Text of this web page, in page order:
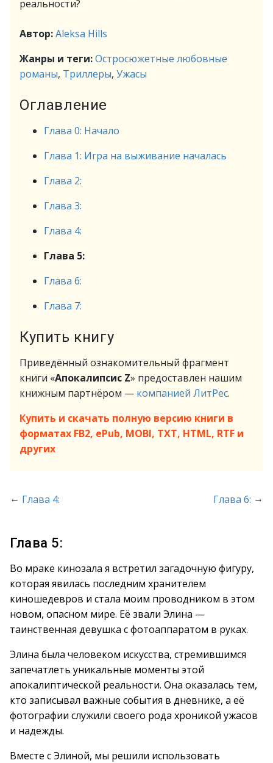
реальности?
Автор:Aleksa Hills
Жанры и теги:Остросюжетные любовные
романы, Триллеры, Ужасы
Оглавление
Глава 0: Начало
Глава 1: Игра на выживание началась
Глава 2:
Глава 3:
Глава 4:
Глава 5:
Глава 6:
Глава 7:
Купить книгу
Приведённый ознакомительный фрагмент
книги «Апокалипсис Z» предоставлен нашим
книжным партнёром — компанией ЛитРес.
Купить и скачать полную версию книги в
форматах FB2, ePub, MOBI, TXT, HTML, RTF и
других
← Глава 4: Глава 6: →
Глава 5:
Во мраке кинозала я встретил загадочную фигуру,
которая явилась последним хранителем
киношедевров и стала моим проводником в этом
новом, опасном мире. Её звали Элина —
таинственная девушка с фотоаппаратом в руках.
Элина была человеком искусства, стремившимся
запечатлеть уникальные моменты этой
апокалиптической реальности. Она оказалась тем,
кто записывал важные события в дневнике, а её
фотографии служили своего рода хроникой ужасов
и надежды.
Вместе с Элиной, мы решили использовать